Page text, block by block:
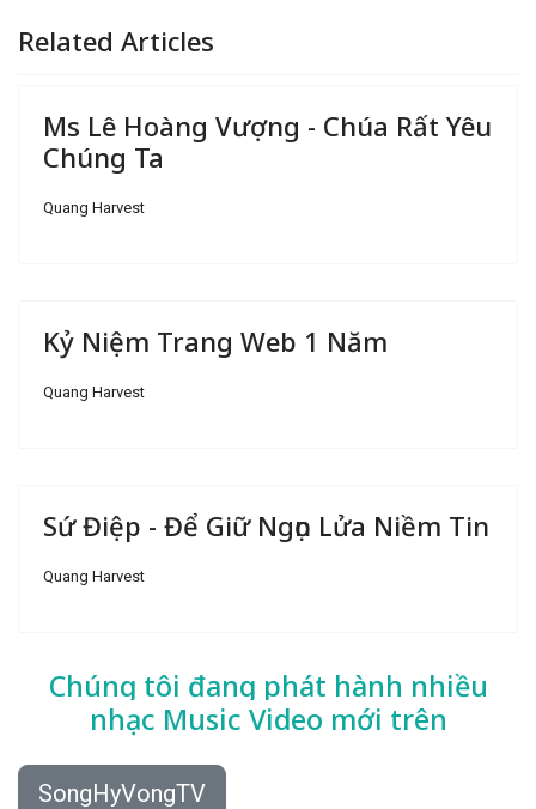
Related Articles
Ms Lê Hoàng Vượng - Chúa Rất Yêu
Chúng Ta
Quang Harvest
Kỷ Niệm Trang Web 1 Năm
Quang Harvest
Sứ Điệp - Để Giữ Ngọn Lửa Niềm Tin
Quang Harvest
Chúng tôi đang phát hành nhiều
nhạc Music Video mới trên
SongHyVongTV